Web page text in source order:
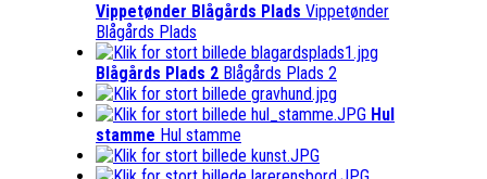
Vippetønder Blågårds Plads Vippetønder
Blågårds Plads
Blågårds Plads 2 Blågårds Plads 2
Hul
stamme Hul stamme